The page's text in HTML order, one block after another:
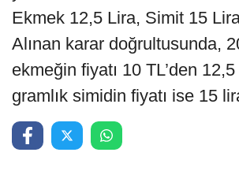
Ekmek 12,5 Lira, Simit 15
Alınan karar doğrultusunda,
ekmeğin fiyatı 10 TL’den
gramlık simidin fiyatı ise 15